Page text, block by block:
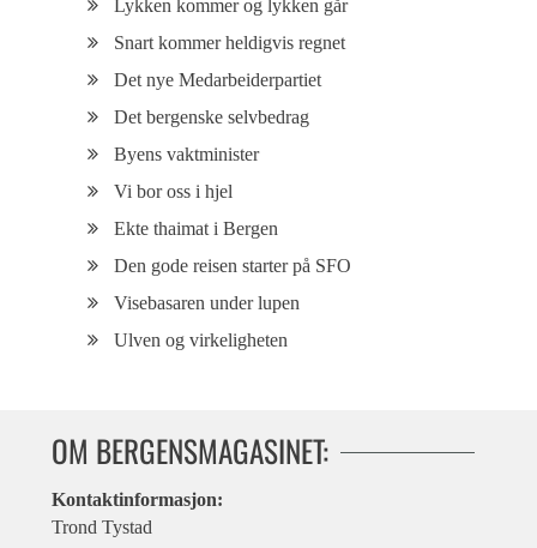
Lykken kommer og lykken går
Snart kommer heldigvis regnet
Det nye Medarbeiderpartiet
Det bergenske selvbedrag
Byens vaktminister
Vi bor oss i hjel
Ekte thaimat i Bergen
Den gode reisen starter på SFO
Visebasaren under lupen
Ulven og virkeligheten
OM BERGENSMAGASINET:
Kontaktinformasjon:
Trond Tystad